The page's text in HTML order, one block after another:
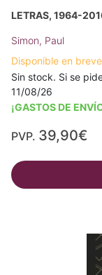
LETRAS, 1964-
Simon, Paul
Disponible en breve
Sin stock. Si se
11/08/26
¡GASTOS DE
PVP. 39,90€